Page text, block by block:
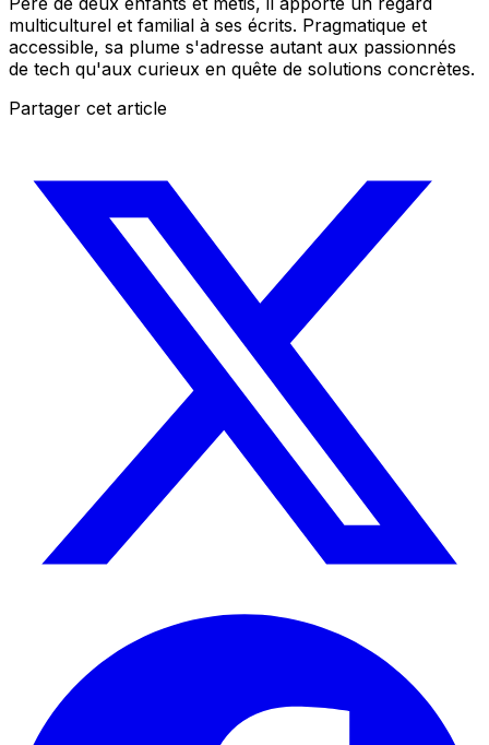
multiculturel et familial à ses écrits. Pragmatique et
accessible, sa plume s'adresse autant aux passionnés
de tech qu'aux curieux en quête de solutions concrètes.
Partager cet article